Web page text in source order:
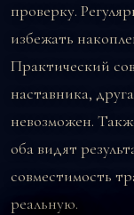
проверку.
избежать
Практический
наставника,
невозможен.
оба видят
совместимость
реальную.